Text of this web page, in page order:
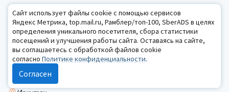
23 октября
Санкт-Петербург, online
Всероссийская научно-практическая конференция с
международным участием «Психическое здоровье
подростков: от саморазрушения к жизнестойкости»
23 октября
Сайт использует файлы cookie с помощью сервисов
Яндекс Метрика, top.mail.ru, Рамблер/топ-100, SberADS в целях
определения уникального посетителя, сбора статистики
посещений и улучшения работы сайта. Оставаясь на сайте,
вы соглашаетесь с обработкой файлов cookie
согласно Политике конфиденциальности.
Согласен